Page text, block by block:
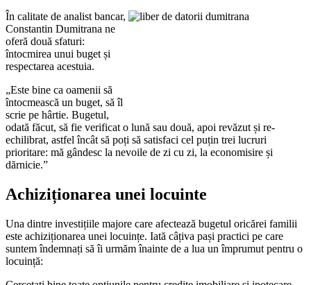
În calitate de analist bancar,
Constantin Dumitrana ne
oferă două sfaturi:
întocmirea unui buget și
respectarea acestuia.
„Este bine ca oamenii să
întocmească un buget, să îl
scrie pe hârtie. Bugetul,
odată făcut, să fie verificat o lună sau două, apoi revăzut și re-
echilibrat, astfel încât să poți să satisfaci cel puțin trei lucruri
prioritare: mă gândesc la nevoile de zi cu zi, la economisire și
dărnicie.”
Achiziționarea unei locuinte
Una dintre investițiile majore care afectează bugetul oricărei familii
este achiziționarea unei locuințe. Iată câțiva pași practici pe care
suntem îndemnați să îi urmăm înainte de a lua un împrumut pentru o
locuință: